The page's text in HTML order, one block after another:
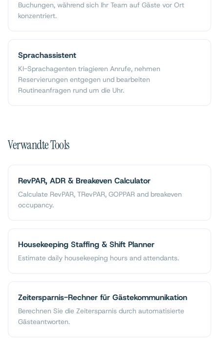
Buchungen, während sich Ihr Team auf Gäste vor Ort
konzentriert.
Sprachassistent
KI-Sprachagenten triagieren Anrufe, nehmen
Reservierungen entgegen und bearbeiten
Routineanfragen rund um die Uhr.
Verwandte Tools
RevPAR, ADR & Breakeven Calculator
Calculate RevPAR, TRevPAR, GOPPAR and breakeven
occupancy.
Housekeeping Staffing & Shift Planner
Estimate daily housekeeping hours and attendants.
Zeitersparnis-Rechner für Gästekommunikation
Berechnen Sie die Zeitersparnis durch automatisierte
Gästeantworten.